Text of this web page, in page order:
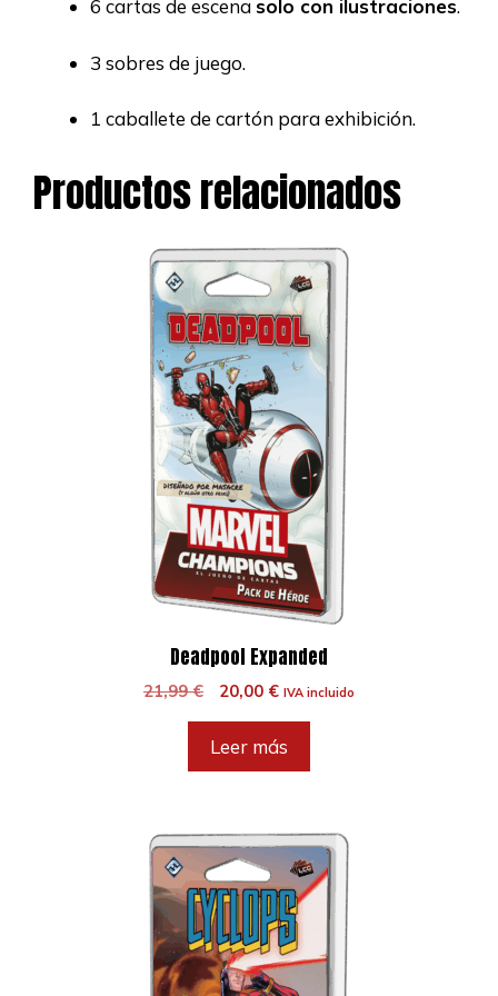
6 cartas de escenasolo con ilustraciones.
3 sobres de juego.
1 caballete de cartón para exhibición.
Productos relacionados
Deadpool Expanded
21,99€
El
original
era:
20,00 €El
es:
IVA incluido
Leer más